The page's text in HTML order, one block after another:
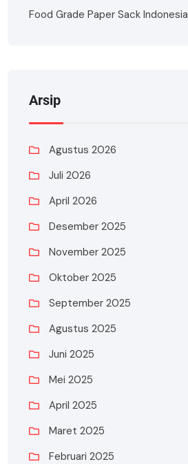
Food Grade Paper Sack Indonesia
Arsip
Agustus 2026
Juli 2026
April 2026
Desember 2025
November 2025
Oktober 2025
September 2025
Agustus 2025
Juni 2025
Mei 2025
April 2025
Maret 2025
Februari 2025